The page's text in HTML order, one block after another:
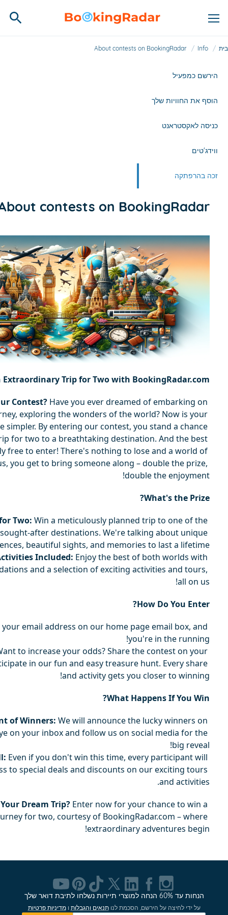
בית /
Info
/
About contests on BookingRadar
הירשם כמפעיל
הוסף את החוויות שלך
כניסה לאקסטראנט
ווידג'טים
זכה בהרפתקה
contests on BookingRadar
Extraordinary Trip for Two with BookingRadar.com!
Contest? Have you ever dreamed of embarking on
exploring the wonders of the world? Now is your
simpler. By entering our contest, you stand a chance
for two to a breathtaking destination. And the best
free to enter! There's nothing to lose and a world of
you get to bring someone along – double the prize,
double the enjoyment!
What's the Prize?
Two: Win a meticulously planned trip to one of the
after destinations. We're talking about unique
beautiful sights, and memories to last a lifetime.
Included: Enjoy the best of both worlds with
and a selection of exciting activities and tours,
all on us!
How Do You Enter?
email address on our home page email box, and
you're in the running!
to increase your odds? Share the contest on your
in our fun and easy treasure hunt. Every share
and activity gets you closer to winning!
What Happens If You Win?
of Winners: We will announce the lucky winners on
on your inbox and follow us on social media for the
big reveal!
Even if you don't win this time, every participant will
to special deals and discounts on our exciting tours
and activities.
Dream Trip? Enter now for your chance to win a
for two, courtesy of BookingRadar.com – where
extraordinary adventures begin!
הנחות עד 60% הנחה למוצרי תיירות נשלחו לתיבת דואר שלך
על ידי לחיצה על הירשם, הסכמת לנותנאים והגבלות ומדיניות פרטיות